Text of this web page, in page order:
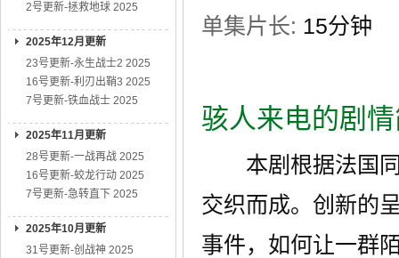
2号更新-拯救地球 2025
2025年12月更新
23号更新-永生战士2 2025
16号更新-利刃出鞘3 2025
7号更新-铁血战士 2025
2025年11月更新
28号更新-一战再战 2025
16号更新-蛟龙行动 2025
7号更新-急转直下 2025
2025年10月更新
31号更新-创战神 2025
单集片长: 15分钟
骇人来电的剧
本剧根据法国同
交织而成。创新的
事件，如何让一群